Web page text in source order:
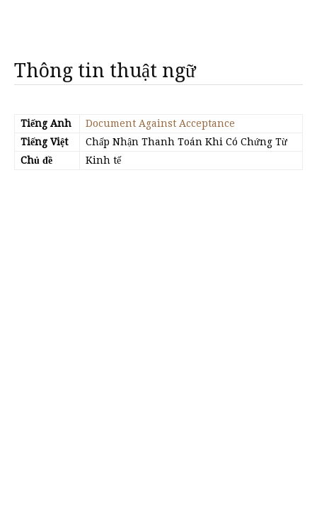
Thông tin thuật ngữ
Tiếng Anh
Document Against Acceptance
Tiếng Việt
Chấp Nhận Thanh Toán Khi Có Chứng Từ
Chủ đề
Kinh tế